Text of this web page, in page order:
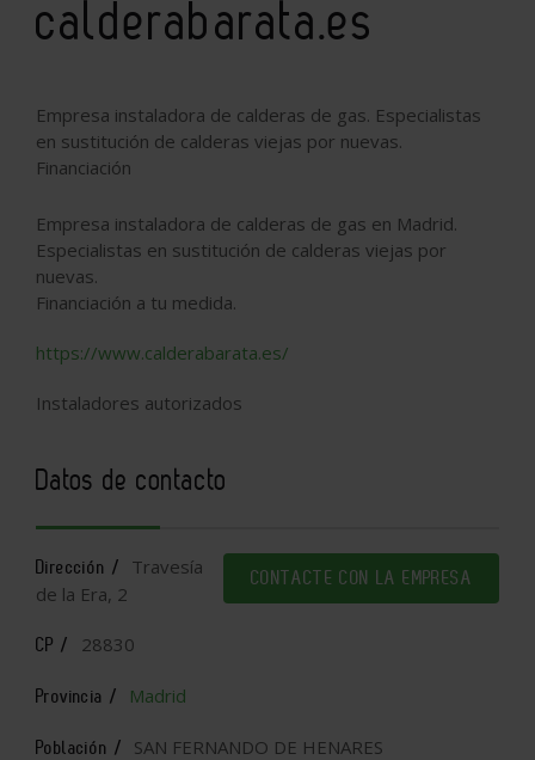
calderabarata.es
Empresa instaladora de calderas de gas. Especialistas
en sustitución de calderas viejas por nuevas.
Financiación
Empresa instaladora de calderas de gas en Madrid.
Especialistas en sustitución de calderas viejas por
nuevas.
Financiación a tu medida.
https://www.calderabarata.es/
Instaladores autorizados
Datos de contacto
CONTACTE CON LA EMPRESA
Dirección /
Travesía
de la Era, 2
CP / 28830
Provincia / Madrid
Población / SAN FERNANDO DE HENARES